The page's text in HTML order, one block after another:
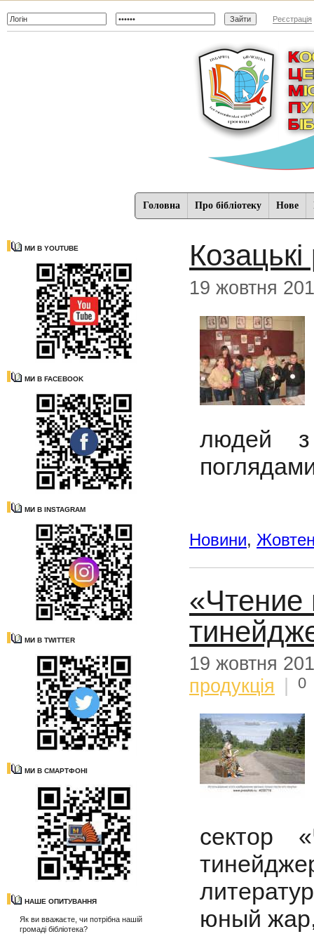
Реєстрація
Головна Про бібліотеку Нове
МИ В YOUTUBE
МИ В FACEBOOK
МИ В INSTAGRAM
МИ В TWITTER
МИ В СМАРТФОНІ
НАШЕ ОПИТУВАННЯ
Як ви вважаєте, чи потрібна нашій
громаді бібліотека?
19 жовтня
людей з
Новини,
19 жовтня
продукція
0
сектор
юный